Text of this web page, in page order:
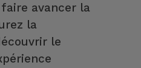
avancer la
la
le